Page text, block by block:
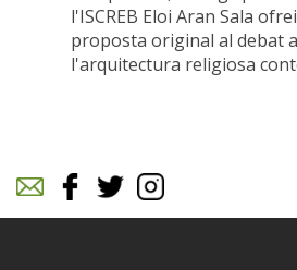
l'ISCREB Eloi Aran Sala
proposta original al debat
l'arquitectura religiosa